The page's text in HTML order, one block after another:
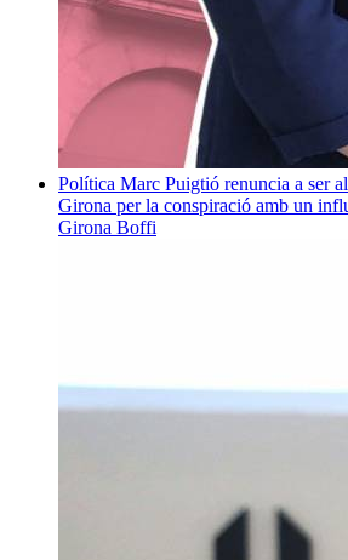
Política Marc Puigtió renuncia a ser
Girona per la conspiració amb un
Girona Boffi